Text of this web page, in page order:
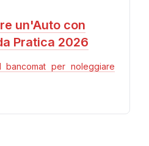
un'Auto con
Pratica 2026
per noleggiare